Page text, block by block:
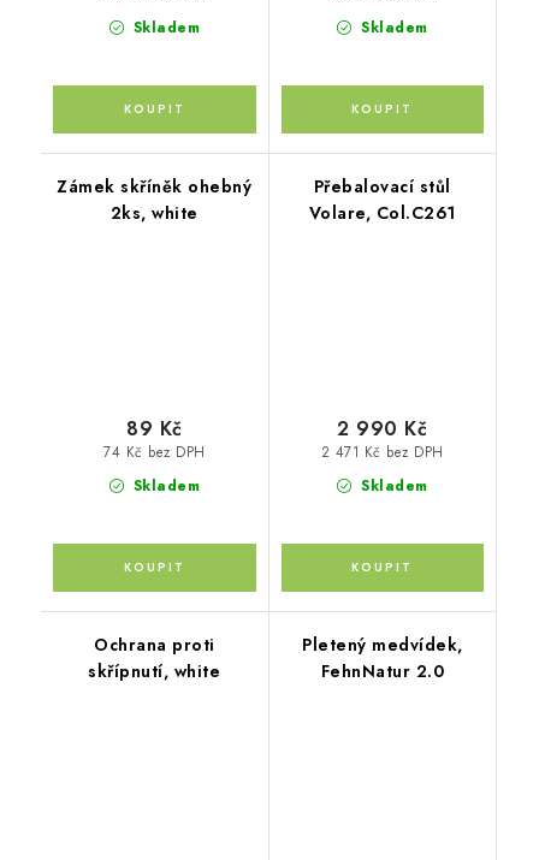
Skladem Skladem
Zámek skříněk ohebný
2ks, white
Skladem
74 Kč bez DPH
89 Kč
Přebalovací stůl
Volare, Col.C261
Skladem
2 471 Kč bez DPH
2 990 Kč
Ochrana proti
skřípnutí, white
Pletený medvídek,
FehnNatur 2.0